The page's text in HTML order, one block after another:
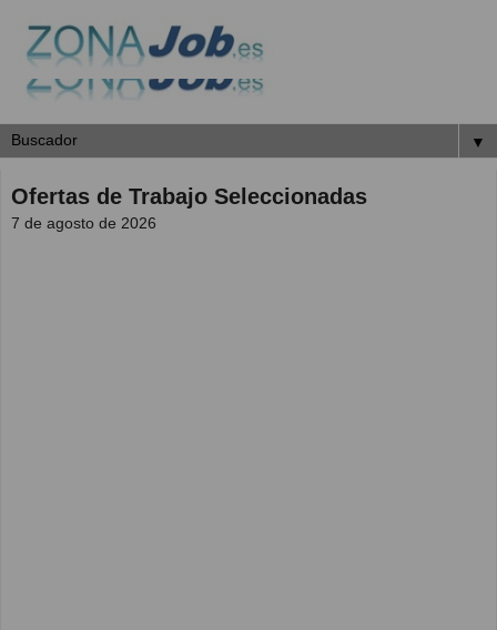
▼
Ofertas de Trabajo Seleccionadas
7 de agosto de 2026